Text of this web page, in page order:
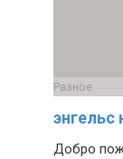
Разное
энгельс
Добро